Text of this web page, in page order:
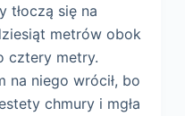
tłoczą się na
metrów obok
cztery metry.
na niego wrócił, bo
chmury i mgła